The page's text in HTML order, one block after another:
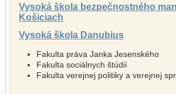
Vysoká škola bezpečnostného
Košiciach
Vysoká škola Danubius
Fakulta práva Janka Jesenského
Fakulta sociálnych štúdií
Fakulta verejnej politiky a verejnej